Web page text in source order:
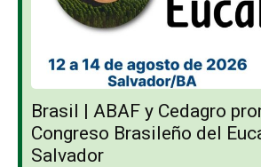
Brasil | ABAF y Cedagro
Congreso Brasileño del
Salvador